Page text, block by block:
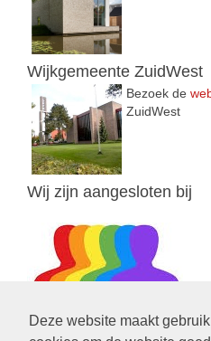
Deze website maakt
Wijkgemeente ZuidWest
Bezoek de
ZuidWest
Wij zijn aangesloten bij